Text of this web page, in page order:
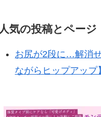
人気の投稿とページ
お尻が2段に…解消
ながらヒップアップ】